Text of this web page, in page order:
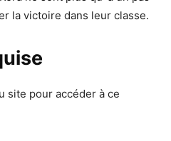
la victoire dans leur classe.
site pour accéder à ce